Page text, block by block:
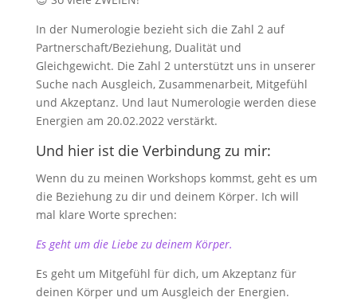
In der Numerologie bezieht sich die Zahl 2 auf
Partnerschaft/Beziehung, Dualität und
Gleichgewicht. Die Zahl 2 unterstützt uns in unserer
Suche nach Ausgleich, Zusammenarbeit, Mitgefühl
und Akzeptanz. Und laut Numerologie werden diese
Energien am 20.02.2022 verstärkt.
Und hier ist die Verbindung zu mir:
Wenn du zu meinen Workshops kommst, geht es um
die Beziehung zu dir und deinem Körper. Ich will
mal klare Worte sprechen:
Es geht um die Liebe zu deinem Körper.
Es geht um Mitgefühl für dich, um Akzeptanz für
deinen Körper und um Ausgleich der Energien.